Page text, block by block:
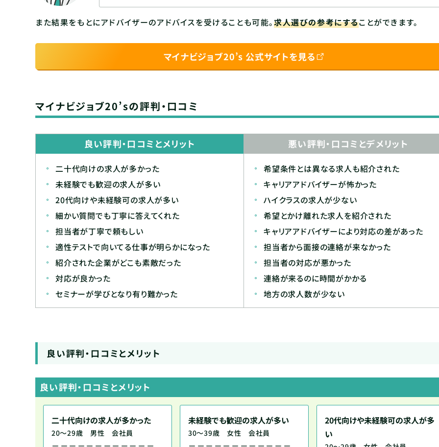
また結果をもとにアドバイザーのアドバイスを受けることも可能。求人選びの参考にすることができます。
マイナビジョブ20’s 公式サイトを見る
マイナビジョブ20’sの評判・口コミ
良い評判・口コミとメリット
二十代向けの求人が多かった
未経験でも歓迎の求人が多い
20代向けや未経験可の求人が多い
細かい質問でも丁寧に答えてくれた
担当者が丁寧で頼もしい
適性テストで向いてる仕事が明らかになった
紹介された企業がどこも素敵だった
対応が良かった
セミナーが学びとなり有り難かった
悪い評判・口コミとデメリット
希望条件とは異なる求人も紹介された
キャリアアドバイザーが怖かった
ハイクラスの求人が少ない
希望とかけ離れた求人を紹介された
キャリアアドバイザーにより対応の差があった
担当者から面接の連絡が来なかった
担当者の対応が悪かった
連絡が来るのに時間がかかる
地方の求人数が少ない
良い評判・口コミとメリット
良い評判・口コミとメリット
二十代向けの求人が多かった
20～29歳 男性 会社員
未経験でも歓迎の求人が多い
30～39歳 女性 会社員
20代向けや未経験可の求人が多
い